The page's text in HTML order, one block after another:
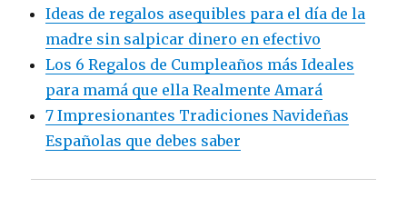
Ideas de regalos asequibles para el día de la
madre sin salpicar dinero en efectivo
Los 6 Regalos de Cumpleaños más Ideales
para mamá que ella Realmente Amará
7 Impresionantes Tradiciones Navideñas
Españolas que debes saber